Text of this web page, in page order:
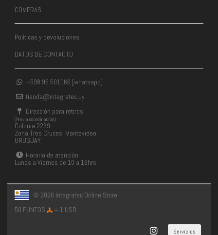
COMPRAS
Políticas y devoluciones
DATOS DE CONTACTO
+598 95 501166 [whatsapp]
tienda@integratec.uy
Dirección para retiros:
(Previa coordinación)
Colonia 2239
Zona Tres Cruces, Montevideo
URUGUAY
Horario de atención:
Lunes a Viernes de 10 a 18hrs
© 2026 Integratec Online Store
50 PUNTOS
= 1 USD
Servicios